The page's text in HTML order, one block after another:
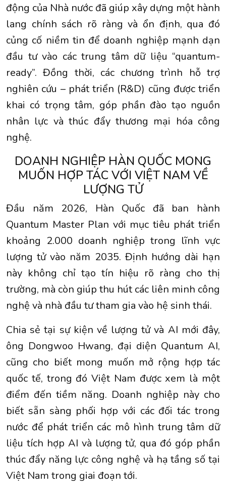
động của Nhà nước đã giúp xây dựng một hành
lang chính sách rõ ràng và ổn định, qua đó
củng cố niềm tin để doanh nghiệp mạnh dạn
đầu tư vào các trung tâm dữ liệu “quantum-
ready”. Đồng thời, các chương trình hỗ trợ
nghiên cứu – phát triển (R&D) cũng được triển
khai có trọng tâm, góp phần đào tạo nguồn
nhân lực và thúc đẩy thương mại hóa công
nghệ.
DOANH NGHIỆP HÀN QUỐC MONG
MUỐN HỢP TÁC VỚI VIỆT NAM VỀ
LƯỢNG TỬ
Đầu năm 2026, Hàn Quốc đã ban hành
Quantum Master Plan với mục tiêu phát triển
khoảng 2.000 doanh nghiệp trong lĩnh vực
lượng tử vào năm 2035. Định hướng dài hạn
này không chỉ tạo tín hiệu rõ ràng cho thị
trường, mà còn giúp thu hút các liên minh công
nghệ và nhà đầu tư tham gia vào hệ sinh thái.
Chia sẻ tại sự kiện về lượng tử và AI mới đây,
ông Dongwoo Hwang, đại diện Quantum AI,
cũng cho biết mong muốn mở rộng hợp tác
quốc tế, trong đó Việt Nam được xem là một
điểm đến tiềm năng. Doanh nghiệp này cho
biết sẵn sàng phối hợp với các đối tác trong
nước để phát triển các mô hình trung tâm dữ
liệu tích hợp AI và lượng tử, qua đó góp phần
thúc đẩy năng lực công nghệ và hạ tầng số tại
Việt Nam trong giai đoạn tới.